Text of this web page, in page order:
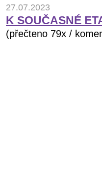
27.07.2023
K SOUČASNÉ
(přečteno 79x /